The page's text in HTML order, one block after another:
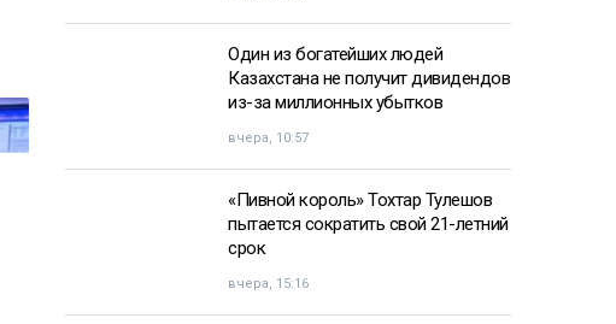
Один из богатейших людей
Казахстана не получит дивидендов
из-за миллионных убытков
вчера, 10:57
«Пивной король» Тохтар Тулешов
пытается сократить свой 21-летний
срок
вчера, 15:16